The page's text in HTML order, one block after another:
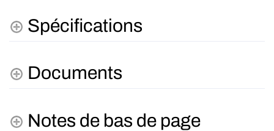
Spécifications
Documents
Notes de bas de page